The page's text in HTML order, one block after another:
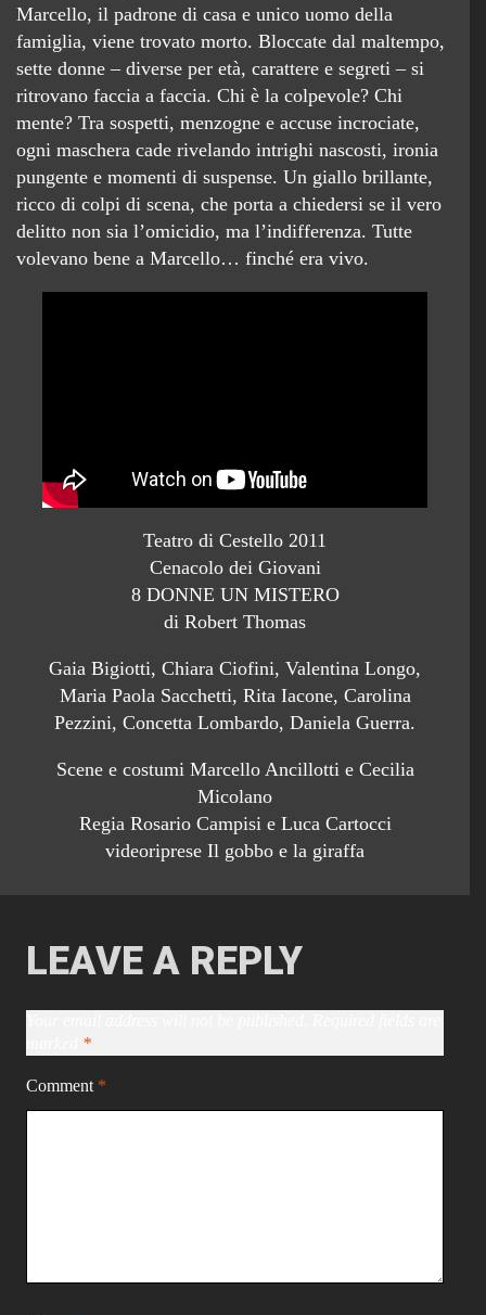
Marcello, il padrone di casa e unico uomo della
famiglia, viene trovato morto. Bloccate dal maltempo,
sette donne – diverse per età, carattere e segreti – si
ritrovano faccia a faccia. Chi è la colpevole? Chi
mente? Tra sospetti, menzogne e accuse incrociate,
ogni maschera cade rivelando intrighi nascosti, ironia
pungente e momenti di suspense. Un giallo brillante,
ricco di colpi di scena, che porta a chiedersi se il vero
delitto non sia l’omicidio, ma l’indifferenza. Tutte
volevano bene a Marcello… finché era vivo.
Teatro di Cestello 2011
Cenacolo dei Giovani
8 DONNE UN MISTERO
di Robert Thomas
Gaia Bigiotti, Chiara Ciofini, Valentina Longo,
Maria Paola Sacchetti, Rita Iacone, Carolina
Pezzini, Concetta Lombardo, Daniela Guerra.
Scene e costumi Marcello Ancillotti e Cecilia
Micolano
Regia Rosario Campisi e Luca Cartocci
videoriprese Il gobbo e la giraffa
LEAVE A REPLY
*
Comment *